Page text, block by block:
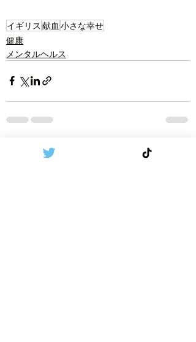
イギリス 献血 小さな幸せ
健康
メンタルヘルス
Recent Posts